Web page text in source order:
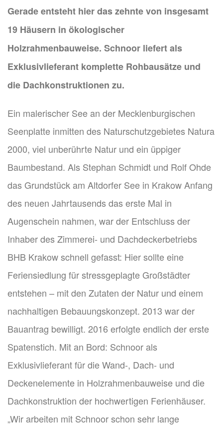
Gerade entsteht hier das zehnte von insgesamt
19 Häusern in ökologischer
Holzrahmenbauweise. Schnoor liefert als
Exklusivlieferant komplette Rohbausätze und
die Dachkonstruktionen zu.
Ein malerischer See an der Mecklenburgischen
Seenplatte inmitten des Naturschutzgebietes Natura
2000, viel unberührte Natur und ein üppiger
Baumbestand. Als Stephan Schmidt und Rolf Ohde
das Grundstück am Altdorfer See in Krakow Anfang
des neuen Jahrtausends das erste Mal in
Augenschein nahmen, war der Entschluss der
Inhaber des Zimmerei- und Dachdeckerbetriebs
BHB Krakow schnell gefasst: Hier sollte eine
Feriensiedlung für stressgeplagte Großstädter
entstehen – mit den Zutaten der Natur und einem
nachhaltigen Bebauungskonzept. 2013 war der
Bauantrag bewilligt. 2016 erfolgte endlich der erste
Spatenstich. Mit an Bord: Schnoor als
Exklusivlieferant für die Wand-, Dach- und
Deckenelemente in Holzrahmenbauweise und die
Dachkonstruktion der hochwertigen Ferienhäuser.
„Wir arbeiten mit Schnoor schon sehr lange